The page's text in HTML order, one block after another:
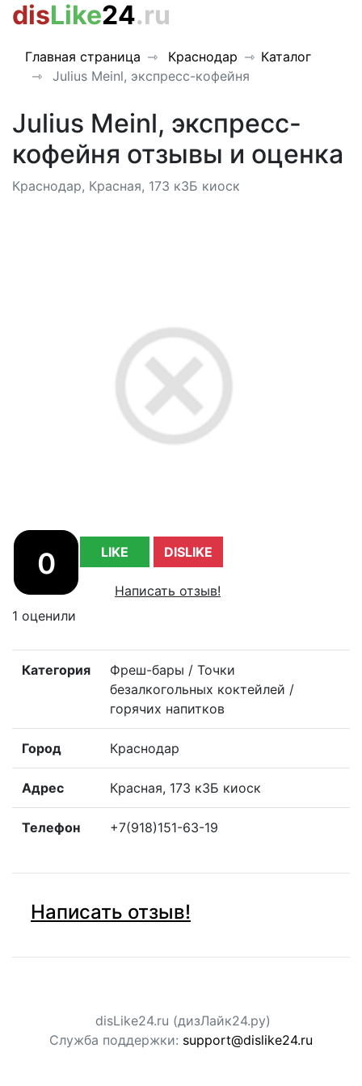
disLike24.ru
Главная страница Краснодар
Каталог
Julius Meinl, экспресс-кофейня
Julius Meinl, экспресс-
кофейня отзывы и оценка
Краснодар, Красная, 173 к3Б киоск
0 LIKE DISLIKE
Написать отзыв!
1 оценили
Категория
Фреш-бары / Точки
безалкогольных коктейлей /
горячих напитков
Город Краснодар
Адрес Красная, 173 к3Б киоск
Телефон +7(918)151-63-19
Написать отзыв!
disLike24.ru (дизЛайк24.ру)
Служба поддержки: support@dislike24.ru